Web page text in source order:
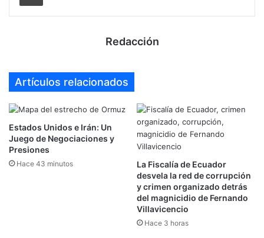
Redacción
Artículos relacionados
Estados Unidos e Irán: Un
Juego de Negociaciones y
Presiones
Hace 43 minutos
La Fiscalía de Ecuador
desvela la red de corrupción
y crimen organizado detrás
del magnicidio de Fernando
Villavicencio
Hace 3 horas